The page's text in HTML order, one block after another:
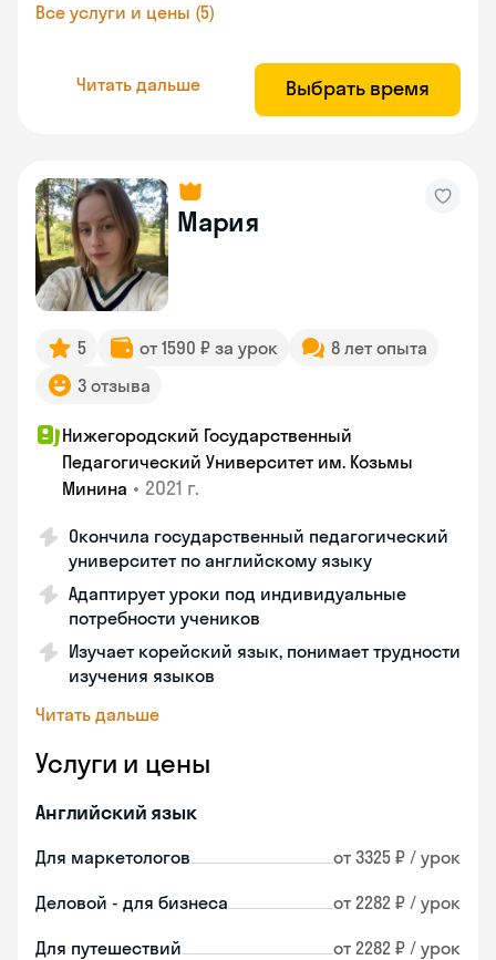
Все услуги и цены (5)
Читать дальше Выбрать время
Мария
5 от 1590 ₽ за урок
8 лет опыта
3 отзыва
Нижегородский Государственный
Педагогический Университет им. Козьмы
Минина • 2021 г.
Окончила государственный педагогический
университет по английскому языку
Адаптирует уроки под индивидуальные
потребности учеников
Изучает корейский язык, понимает трудности
изучения языков
Читать дальше
Услуги и цены
Английский язык
Для маркетологов от 3325 ₽ / урок
Деловой - для бизнеса от 2282 ₽ / урок
Для путешествий от 2282 ₽ / урок